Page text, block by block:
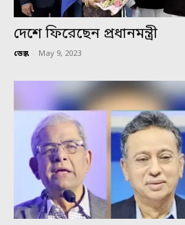
দেশে ফিরেছেন প্রধানমন্ত্রী
ডেস্ক - May 9, 2023